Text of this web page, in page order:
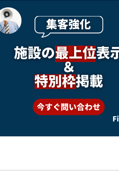
0円
256000円（2ヶ月12
回）〜384000円（3ヶ
月24回）
88000円（10回）〜225000円